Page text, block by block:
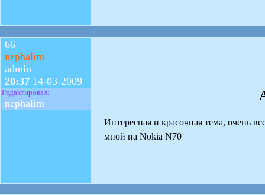
66
nephalim
admin
20:37 14-03-2009
Редактировал:
nephalim
Интересная и красочная тема, очень
мной на Nokia N70